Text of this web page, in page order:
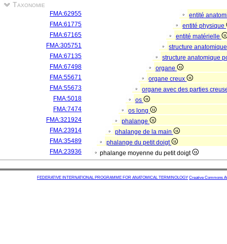
Taxonomie
FMA:62955
entité
FMA:61775
entité physique
FMA:67165
entité matérielle
FMA:305751
structure
FMA:67135
structure anatomique
FMA:67498
organe
FMA:55671
organe creux
FMA:55673
organe avec des parties
FMA:5018
os
FMA:7474
os long
FMA:321924
phalange
FMA:23914
phalange de la main
FMA:35489
phalange du petit doigt
FMA:23936
phalange moyenne du petit doigt
FEDERATIVE INTERNATIONAL PROGRAMME FOR ANATOMICAL TERMINOLOGY Creative Commons